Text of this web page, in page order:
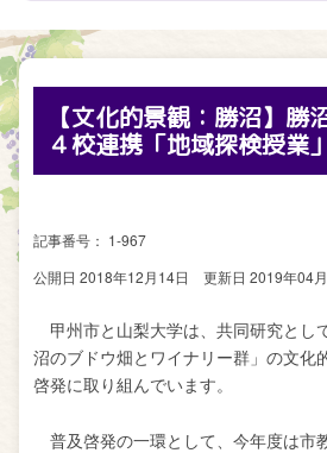
【文化的景観：勝沼】勝
４校連携「地域探検授業
記事番号： 1-967
公開日 2018年12月14日
更新日 2019年04
甲州市と山梨大学は、共同研究とし
沼のブドウ畑とワイナリー群」の文化
啓発に取り組んでいます。
普及啓発の一環として、今年度は市